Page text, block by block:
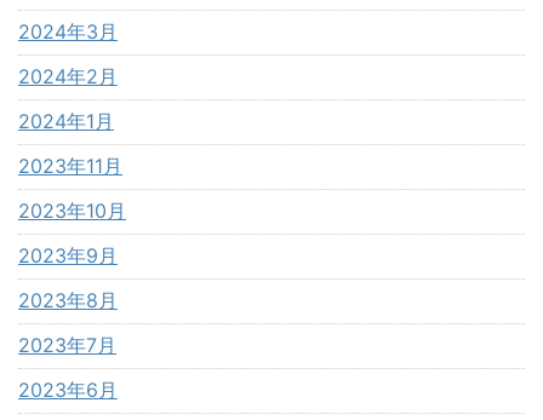
2024年3月
2024年2月
2024年1月
2023年11月
2023年10月
2023年9月
2023年8月
2023年7月
2023年6月